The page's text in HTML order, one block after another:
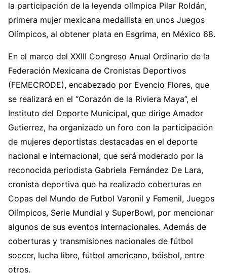
la participación de la leyenda olímpica Pilar Roldán,
primera mujer mexicana medallista en unos Juegos
Olímpicos, al obtener plata en Esgrima, en México 68.
En el marco del XXIII Congreso Anual Ordinario de la
Federación Mexicana de Cronistas Deportivos
(FEMECRODE), encabezado por Evencio Flores, que
se realizará en el “Corazón de la Riviera Maya”, el
Instituto del Deporte Municipal, que dirige Amador
Gutierrez, ha organizado un foro con la participación
de mujeres deportistas destacadas en el deporte
nacional e internacional, que será moderado por la
reconocida periodista Gabriela Fernández De Lara,
cronista deportiva que ha realizado coberturas en
Copas del Mundo de Futbol Varonil y Femenil, Juegos
Olímpicos, Serie Mundial y SuperBowl, por mencionar
algunos de sus eventos internacionales. Además de
coberturas y transmisiones nacionales de fútbol
soccer, lucha libre, fútbol americano, béisbol, entre
otros.